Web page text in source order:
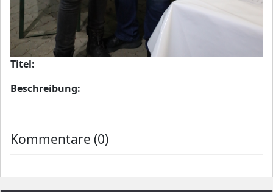
Titel:
Beschreibung:
Kommentare (0)